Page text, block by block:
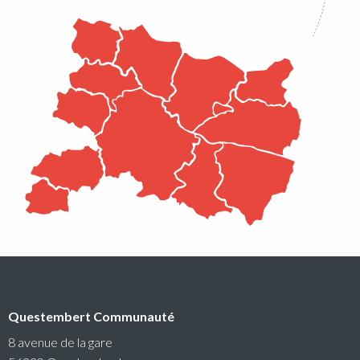
auquel peuvent candidater les associations du territoire.
Lire la suite
La prochaine séance du Conseil Communautaire se
tiendra le lundi 6 juillet 2026 à 18h30 au siège de
Questembert Communauté
8 avenue de la gare